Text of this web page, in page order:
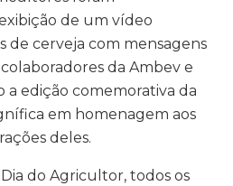
de um vídeo
de cerveja com mensagens
da Ambev e
a edição comemorativa da
em homenagem aos
deles.
do Agricultor, todos os